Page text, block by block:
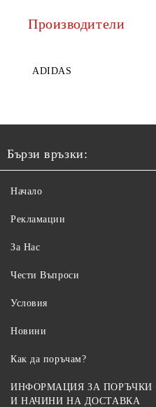
Производители
ADIDAS
Бързи връзки:
Начало
Рекламации
За Нас
Чести Въпроси
Условия
Новини
Как да поръчам?
ИНФОРМАЦИЯ ЗА ПОРЪЧКИ
И НАЧИНИ НА ДОСТАВКА